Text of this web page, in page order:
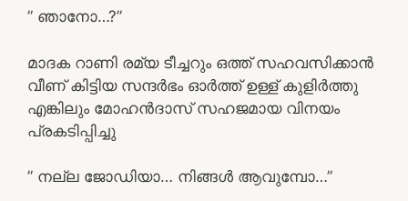
” ഞാനോ…?”
മാദക റാണി രമ്യ ടീച്ചറും ഒത്ത് സഹവസിക്കാൻ
വീണ് കിട്ടിയ സന്ദർഭം ഓർത്ത് ഉള്ള് കുളിർത്തു
എങ്കിലും മോഹൻദാസ് സഹജമായ വിനയം
പ്രകടിപ്പിച്ചു
” നല്ല ജോഡിയാ… നിങ്ങൾ ആവുമ്പോ…”